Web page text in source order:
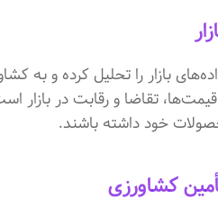
بازار را تحلیل کرده و به
تقاضا و رقابت در بازار
خود داشته باشند.
کشاورزی